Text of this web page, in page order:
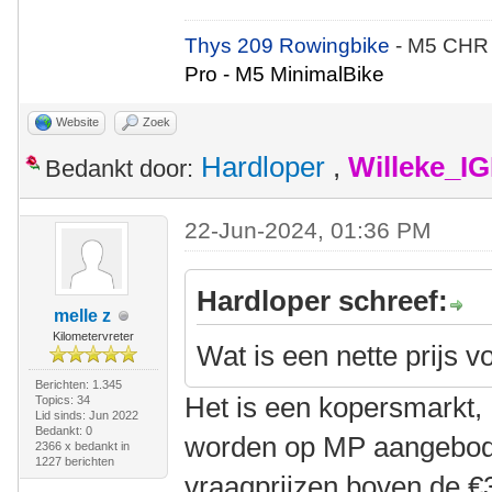
Thys 209 Rowingbike- M5
Pro - M5 MinimalBike
Website Zoek
Bedankt door: Hardloper ,
melle z
Kilometervreter
Berichten: 1.345
Topics: 34
Lid sinds: Jun 2022
Bedankt: 0
2366 x bedankt in
1227 berichten
22-Jun-2024, 01:36 PM
Hardloper schreef:
Wat is een nette prijs
Het is een
worden op MP